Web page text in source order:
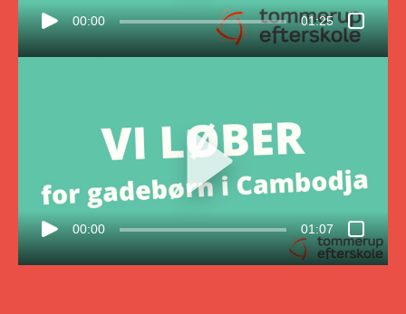
00:00 01:25
00:00 01:07